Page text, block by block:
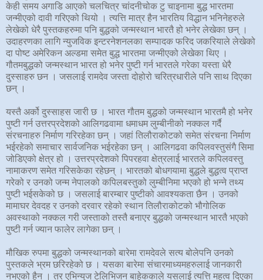
केही समय अगाडि आएको चलचित्र चांदनीचोक टु चाइनामा बुद्ध भारतमा
जन्मीएको दावी गरिएको थियो । त्यत्ति मात्र हैन भारतिय विद्धान भनिनेहरुले
लेखेको धेरै पुस्तकहरुमा पनि बुद्धको जन्मस्थान भारतै हो भनेर लेखेका छन् ।
उदाहरणका लागि न्युजविक इन्टरनेशनलका सम्पादक फरिद जकरियाले लेखेको
दा पोष्ट अमेरिकन अल्डमा समेत बुद्ध भारतमा जन्मीएको लेखेका थिए ।
गौतमबुद्धको जन्मस्थान भारत हो भनेर पुष्टी गर्न भारतले गरेका यस्ता धेरै
दुस्साहरु छन । जसलाई रामदेव जस्ता दोहोरो चरित्रधारीले पनि साथ दिएका
छन् ।
यस्तै अर्को दुस्साहस जारी छ । भारत गौतम बुद्धको जन्मस्थान भारतमै हो भनेर
पुष्टी गर्न उत्तरप्रदेशको आलिगढवामा धमाधम लुम्बीनीको नक्कल गर्दै
संरचनाहरु निर्माण गरिरहेका छन् । जहां तिलौराकोटको समेत संरचना निर्माण
भईरहेको समाचार सार्वजनिक भईरहेका छन् । आलिगढवा कपिलवस्तुसंगै सिमा
जोडिएको क्षेत्र हो । उत्तरप्रदेशको पिपरहवा क्षेत्रलाई भारतले कपिलवस्तु
नामाकरण समेत गरिसकेका रहेछन् । भारतको बोधगयामा बुद्धले बुद्धत्व प्राप्त
गरेको र उनको जन्म नेपालको कपिलबस्तुको लुम्बीनिमा भएको हो भन्ने तथ्य
पुष्टी भईसकेको छ । जसलाई बारम्बार पुष्टीको आवश्यकता छैन । उनको
मामाघर देवदह र उनको दरवार रहेको स्थान तिलौराकोटको भौगोलिक
अवस्थाको नक्कल गरी जस्ताको तस्तै बनाएर बुद्धको जन्मस्थान भारतै भएको
पुष्टी गर्न ज्यान फालेर लागेका छन् ।
मौखिक रुपमा बुद्धको जन्मस्थानको बारेमा रामदेवले सत्य बोलेपनि उनको
पुस्तकले भ्रम छरिरहेको छ । यसका बारेमा संचारमाध्यमहरुलाई जानकारी
नभएको हैन । तर एभिन्युज टेलिभिजन बाहेककाले यसलाई त्यत्ति महत्व दिएका